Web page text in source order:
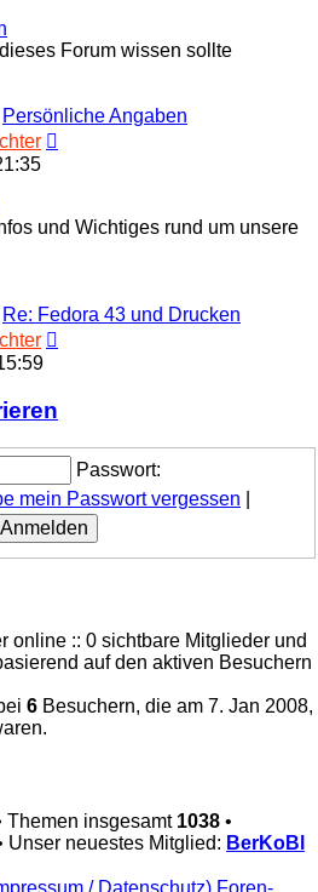
Forum wissen sollte
Persönliche Angaben
und Wichtiges rund um unsere
Re: Fedora 43 und Drucken
Passwort:
mein Passwort vergessen
online :: 0 sichtbare Mitglieder und
auf den aktiven Besuchern
6 Besuchern, die am 7. Jan 2008,
Themen insgesamt 1038 •
Unser neuestes Mitglied: BerKoBl